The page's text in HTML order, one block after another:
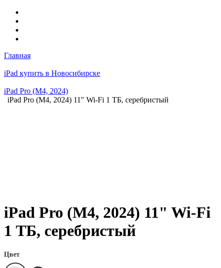
Главная
iPad купить в Новосибирске
iPad Pro (M4, 2024)
iPad Pro (M4, 2024) 11" Wi-Fi 1 ТБ, серебристый
iPad Pro (M4, 2024) 11" Wi-Fi
1 ТБ, серебристый
Цвет